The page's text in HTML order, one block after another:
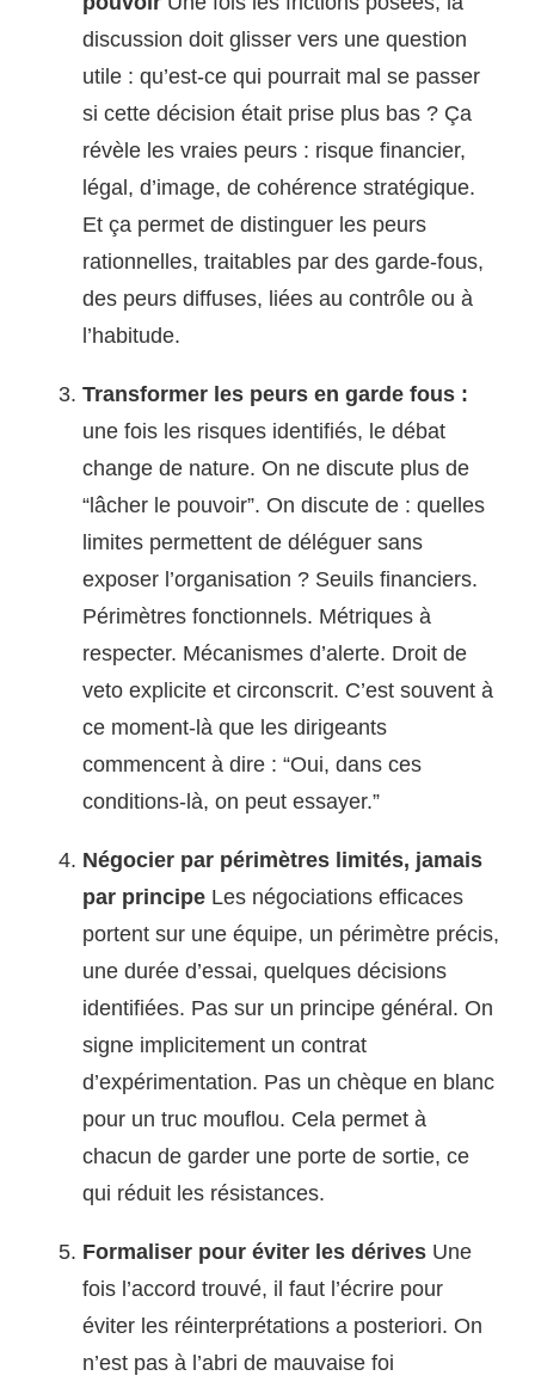
discussion doit glisser vers une question
utile : qu’est-ce qui pourrait mal se passer
si cette décision était prise plus bas ? Ça
révèle les vraies peurs : risque financier,
légal, d’image, de cohérence stratégique.
Et ça permet de distinguer les peurs
rationnelles, traitables par des garde-fous,
des peurs diffuses, liées au contrôle ou à
l’habitude.
Transformer les peurs en garde fous :
une fois les risques identifiés, le débat
change de nature. On ne discute plus de
“lâcher le pouvoir”. On discute de : quelles
limites permettent de déléguer sans
exposer l’organisation ? Seuils financiers.
Périmètres fonctionnels. Métriques à
respecter. Mécanismes d’alerte. Droit de
veto explicite et circonscrit. C’est souvent à
ce moment-là que les dirigeants
commencent à dire : “Oui, dans ces
conditions-là, on peut essayer.”
Négocier par périmètres limités, jamais
par principe Les négociations efficaces
portent sur une équipe, un périmètre précis,
une durée d’essai, quelques décisions
identifiées. Pas sur un principe général. On
signe implicitement un contrat
d’expérimentation. Pas un chèque en blanc
pour un truc mouflou. Cela permet à
chacun de garder une porte de sortie, ce
qui réduit les résistances.
Formaliser pour éviter les dérives Une
fois l’accord trouvé, il faut l’écrire pour
éviter les réinterprétations a posteriori. On
n’est pas à l’abri de mauvaise foi